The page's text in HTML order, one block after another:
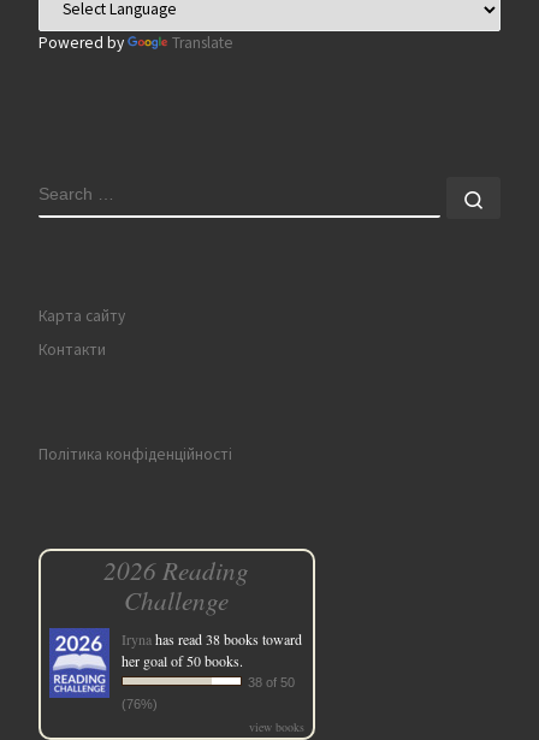
Powered by Translate
SEARCH
Карта сайту
Контакти
Політика конфіденційності
2026 Reading
Challenge
Irynahas read 38 books toward
her goal of 50 books.
38 of 50
(76%)
view books